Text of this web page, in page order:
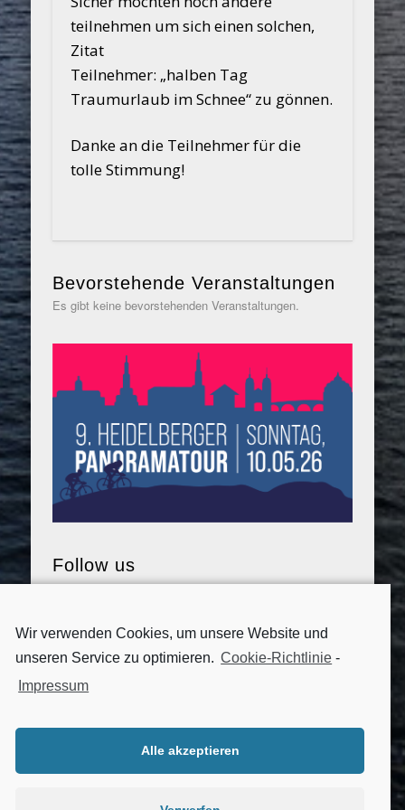
teilnehmen um sich einen solchen,
Zitat
Teilnehmer: „halben Tag
Traumurlaub im Schnee“ zu gönnen.
Danke an die Teilnehmer für die
tolle Stimmung!
Bevorstehende Veranstaltungen
Es gibt keine bevorstehenden Veranstaltungen.
Follow us
Wir verwenden Cookies, um unsere Website und
unseren Service zu optimieren. Cookie-Richtlinie -
Impressum
Alle akzeptieren